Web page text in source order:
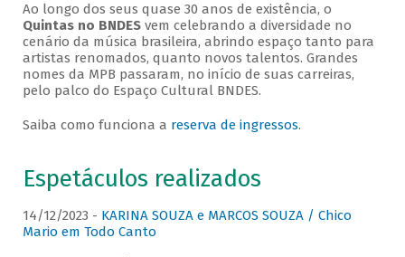
Ao longo dos seus quase 30 anos de existência, o
Quintas no BNDESvem celebrando a diversidade no
cenário da música brasileira, abrindo espaço tanto para
artistas renomados, quanto novos talentos. Grandes
nomes da MPB passaram, no início de suas carreiras,
pelo palco do Espaço Cultural BNDES.
Saiba como funciona a reserva de ingressos.
Espetáculos realizados
14/12/2023 - KARINA SOUZA e MARCOS SOUZA / Chico
Mario em Todo Canto